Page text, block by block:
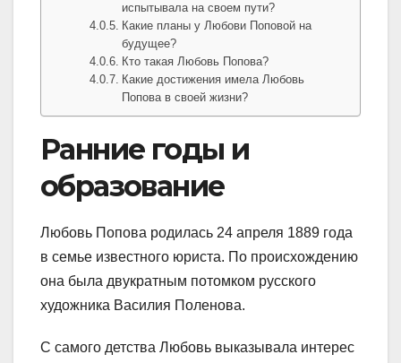
испытывала на своем пути?
Какие планы у Любови Поповой на
будущее?
Кто такая Любовь Попова?
Какие достижения имела Любовь
Попова в своей жизни?
Ранние годы и
образование
Любовь Попова родилась 24 апреля 1889 года
в семье известного юриста. По происхождению
она была двукратным потомком русского
художника Василия Поленова.
С самого детства Любовь выказывала интерес